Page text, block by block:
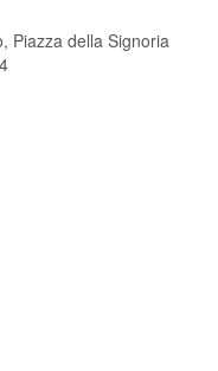
Piazza della Signoria